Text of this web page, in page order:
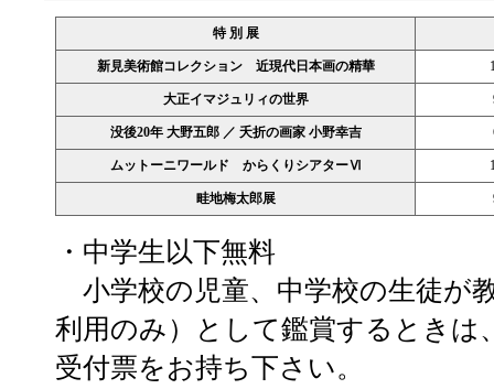
特 別 展
新見美術館コレクション 近現代日本画の精華
大正イマジュリィの世界
没後20年 大野五郎 ／ 夭折の画家 小野幸吉
ムットーニワールド からくりシアターⅥ
畦地梅太郎展
・中学生以下無料
小学校の児童、中学校の生徒が
利用のみ）として鑑賞するときは
受付票をお持ち下さい。